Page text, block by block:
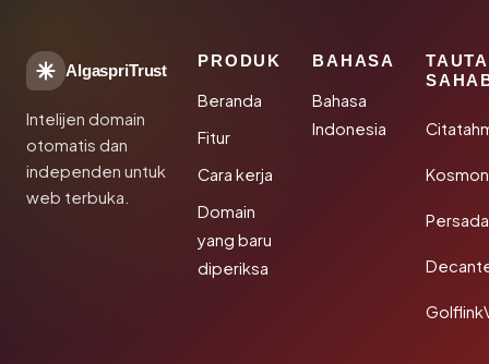
AlgaspriTrust
Intelijen domain
otomatis dan
independen untuk
web terbuka.
PRODUK
Beranda
Fitur
Cara kerja
Domain
yang baru
diperiksa
BAHASA
Bahasa
Indonesia